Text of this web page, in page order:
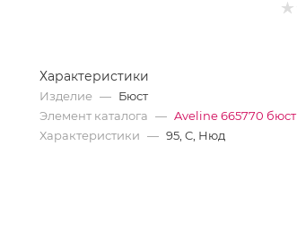
Характеристики
Изделие — Бюст
Элемент каталога — Aveline 665770 бюст
Характеристики — 95, C, Нюд